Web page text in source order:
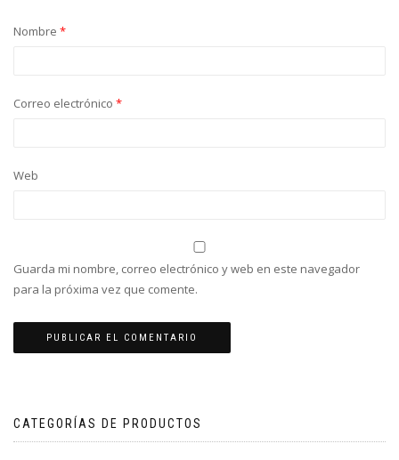
Nombre *
Correo electrónico *
Web
Guarda mi nombre, correo electrónico y web en este navegador
para la próxima vez que comente.
CATEGORÍAS DE PRODUCTOS